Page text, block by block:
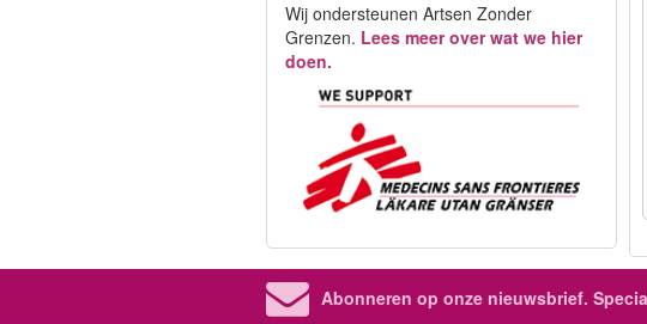
Wij ondersteunen Artsen Zonder
Grenzen. Lees meer over wat we hier
doen.
Abonneren op onze nieuwsbrief.